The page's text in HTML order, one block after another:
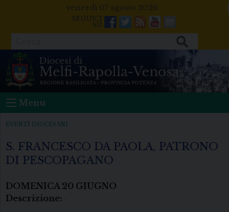
venerdì 07 agosto 2026
Facebook
Twitter
FeedsYoutube
Mail
Menu
EVENTI DIOCESANI
S. FRANCESCO DA PAOLA, PATRONO
DI PESCOPAGANO
DOMENICA 20 GIUGNO
Descrizione: .